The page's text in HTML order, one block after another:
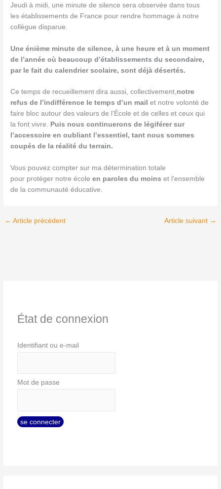
Jeudi à midi, une minute de silence sera observée dans tous
les établissements de France pour rendre hommage à notre
collègue disparue.
Une énième minute de silence, à une heure et à un moment
de l’année où beaucoup d’établissements du secondaire,
par le fait du calendrier scolaire, sont déjà désertés.
Ce temps de recueillement dira aussi, collectivement,notre
refus de l’indifférence le temps d’un mail et notre volonté de
faire bloc autour des valeurs de l’École et de celles et ceux qui
la font vivre. Puis nous continuerons de légiférer sur
l’accessoire en oubliant l’essentiel, tant nous sommes
coupés de la réalité du terrain.
Vous pouvez compter sur ma détermination totale
pour protéger notre écoleen paroles du moinset l’ensemble
de la communauté éducative.
← Article précédent Article suivant →
État de connexion
Identifiant ou e-mail
Mot de passe